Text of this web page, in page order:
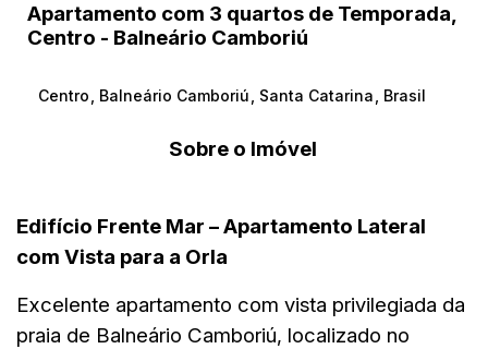
Apartamento com 3 quartos de Temporada,
Centro - Balneário Camboriú
Centro Balneário Camboriú Santa Catarina Brasil
Sobre o Imóvel
Edifício Frente Mar – Apartamento Lateral
com Vista para a Orla
Excelente apartamento com vista privilegiada da
praia de Balneário Camboriú, localizado no